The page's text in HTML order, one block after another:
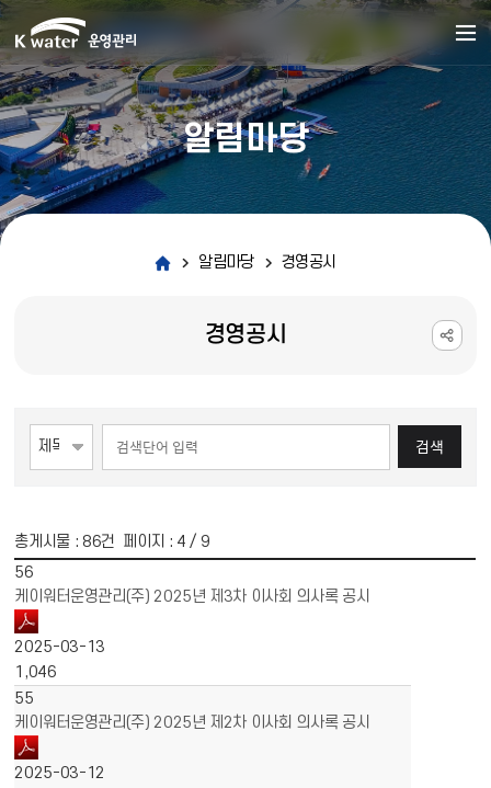
알림마당
알림마당 경영공시
경영공시
검색
총게시물 : 86건 페이지 : 4 / 9
56
케이워터운영관리(주) 2025년 제3차 이사회 의사록 공시
2025-03-13
1,046
55
케이워터운영관리(주) 2025년 제2차 이사회 의사록 공시
2025-03-12